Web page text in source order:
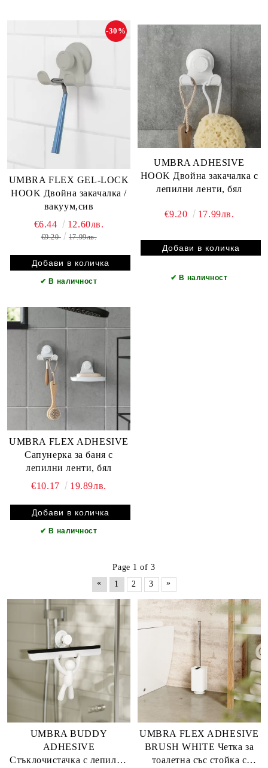
UMBRA FLEX GEL-LOCK
HOOK Двойна закачалка /
вакуум,сив
-30%
€6.44 12.60лв.
€9.20 17.99лв.
✔ В наличност
UMBRA ADHESIVE
HOOK Двойна закачалка с
лепилни ленти, бял
€9.20 17.99лв.
✔ В наличност
UMBRA FLEX ADHESIVE
Сапунерка за баня с
лепилни ленти, бял
€10.17
19.89лв.
✔ В наличност
Page 1 of 3
«
1 2 3 »
UMBRA BUDDY
ADHESIVE
Стъклочистачка с лепилни
UMBRA FLEX ADHESIVE
BRUSH WHITE Четка за
тоалетна със стойка с